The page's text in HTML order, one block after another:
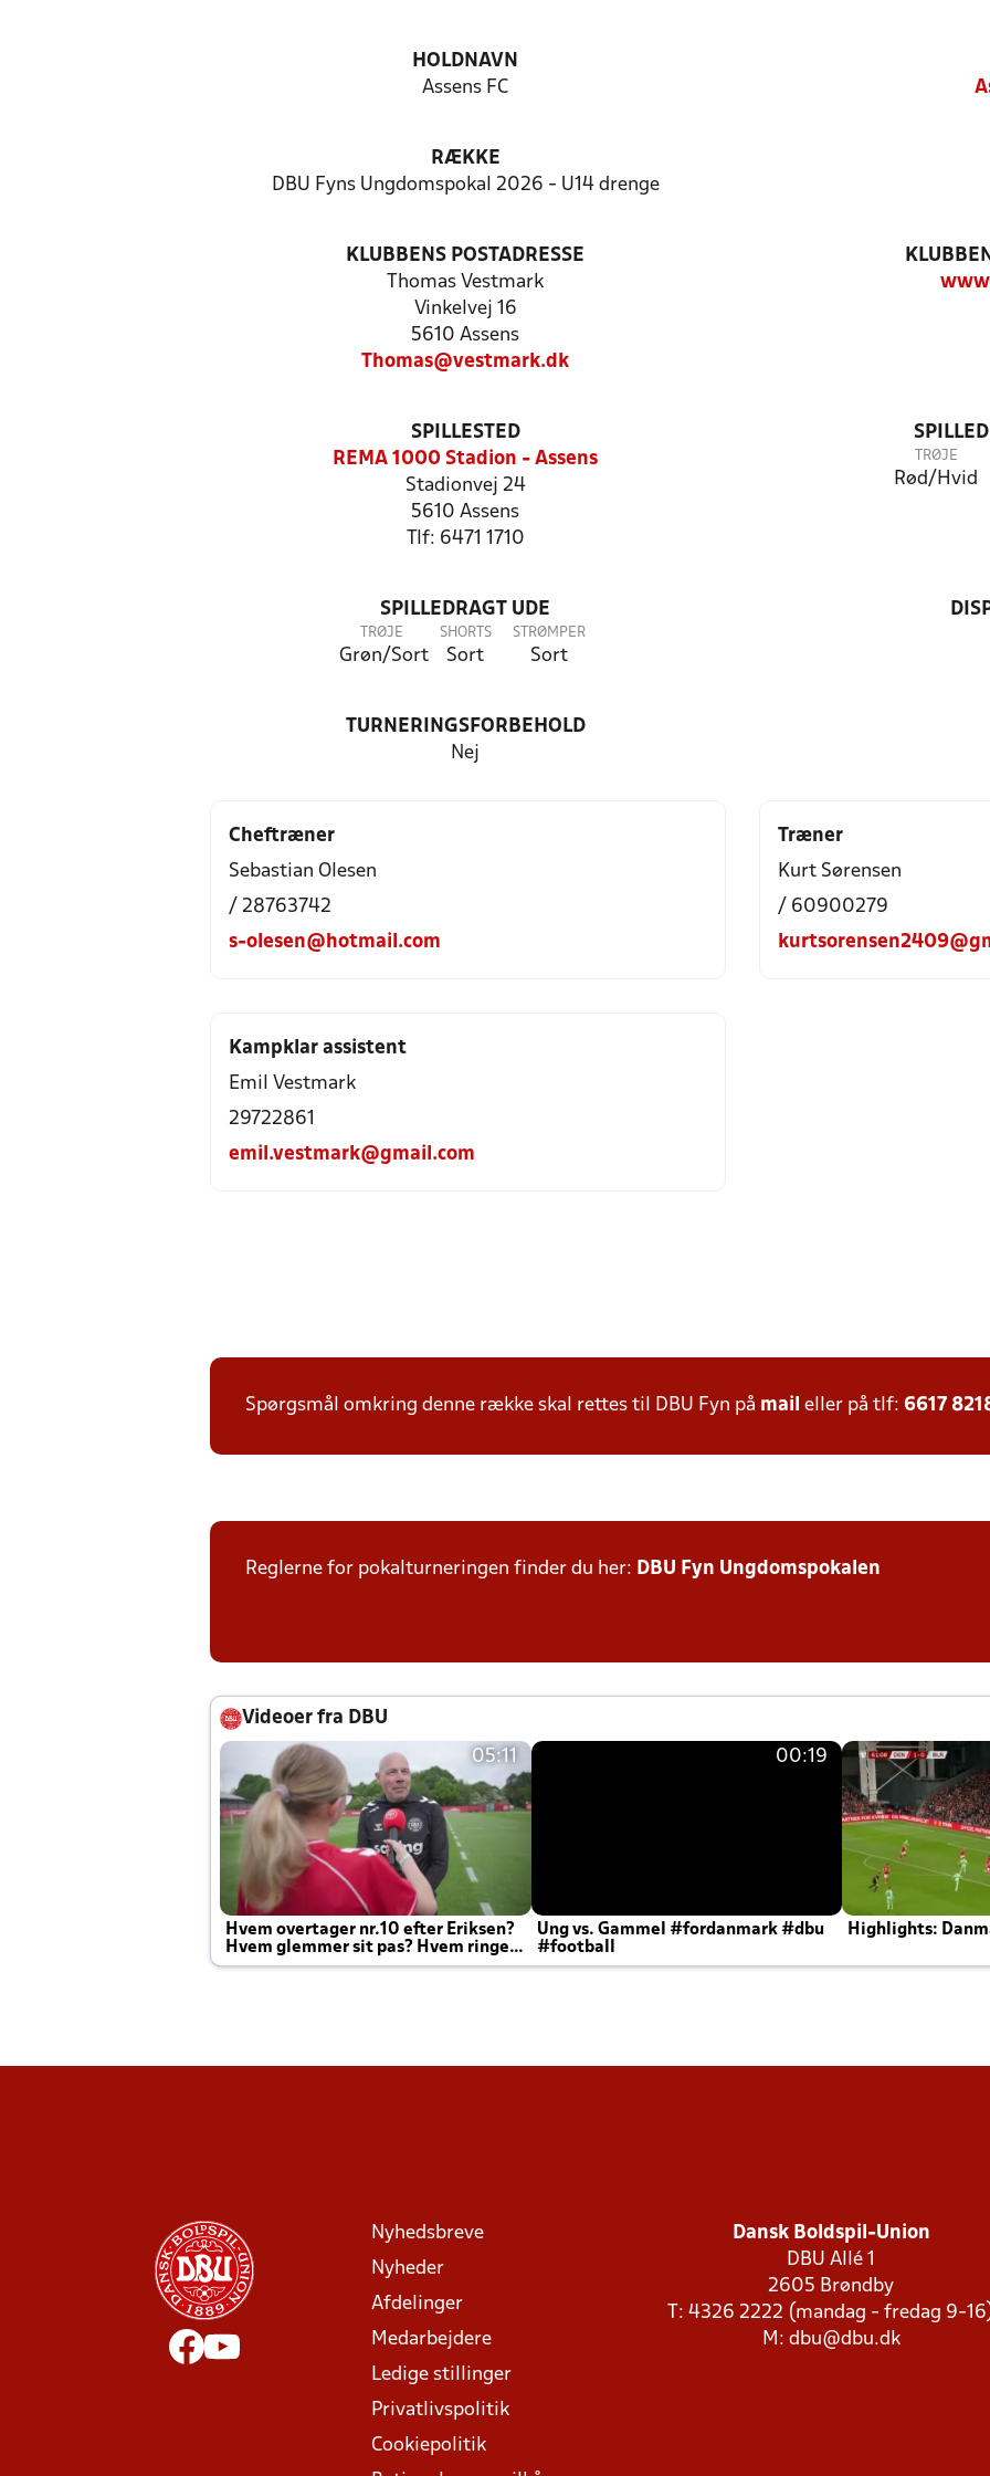
HOLDNAVN
Assens FC
RÆKKE
DBU Fyns Ungdomspokal 2026 - U14 drenge
KLUBBENS POSTADRESSE
Thomas Vestmark
Vinkelvej 16
5610 Assens
Thomas@vestmark.dk
SPILLESTED
REMA 1000 Stadion - Assens
Stadionvej 24
5610 Assens
Tlf: 6471 1710
TRØJE
Rød/Hvid
SPILLEDRAGT UDE
TRØJE
Grøn/Sort
SHORTS
Sort
STRØMPER
Sort
TURNERINGSFORBEHOLD
Nej
Cheftræner
Sebastian Olesen
/ 28763742
s-olesen@hotmail.com
Træner
Kurt Sørensen
/ 60900279
Kampklar assistent
Emil Vestmark
29722861
emil.vestmark@gmail.com
Spørgsmål omkring denne række skal rettes til DBU Fyn på mail eller på tlf: 6617
Reglerne for pokalturneringen finder du her: DBU Fyn Ungdomspokalen
Videoer fra DBU
05:11
Hvem overtager nr.10 efter Eriksen?
Hvem glemmer sit pas? Hvem ringer
Joachim altid til efter kampe?
00:19
Ung vs. Gammel #fordanmark #dbu
#football
Highlights:
Nyhedsbreve
Nyheder
Afdelinger
Medarbejdere
Ledige stillinger
Privatlivspolitik
Cookiepolitik
Dansk Boldspil-Union
DBU Allé 1
2605 Brøndby
T: 4326 2222 (mandag - fredag 9-
M: dbu@dbu.dk